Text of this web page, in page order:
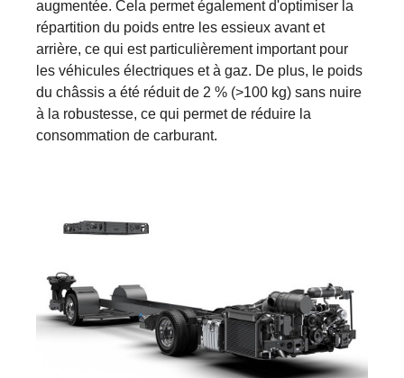
augmentée. Cela permet également d'optimiser la
répartition du poids entre les essieux avant et
arrière, ce qui est particulièrement important pour
les véhicules électriques et à gaz. De plus, le poids
du châssis a été réduit de 2 % (>100 kg) sans nuire
à la robustesse, ce qui permet de réduire la
consommation de carburant.